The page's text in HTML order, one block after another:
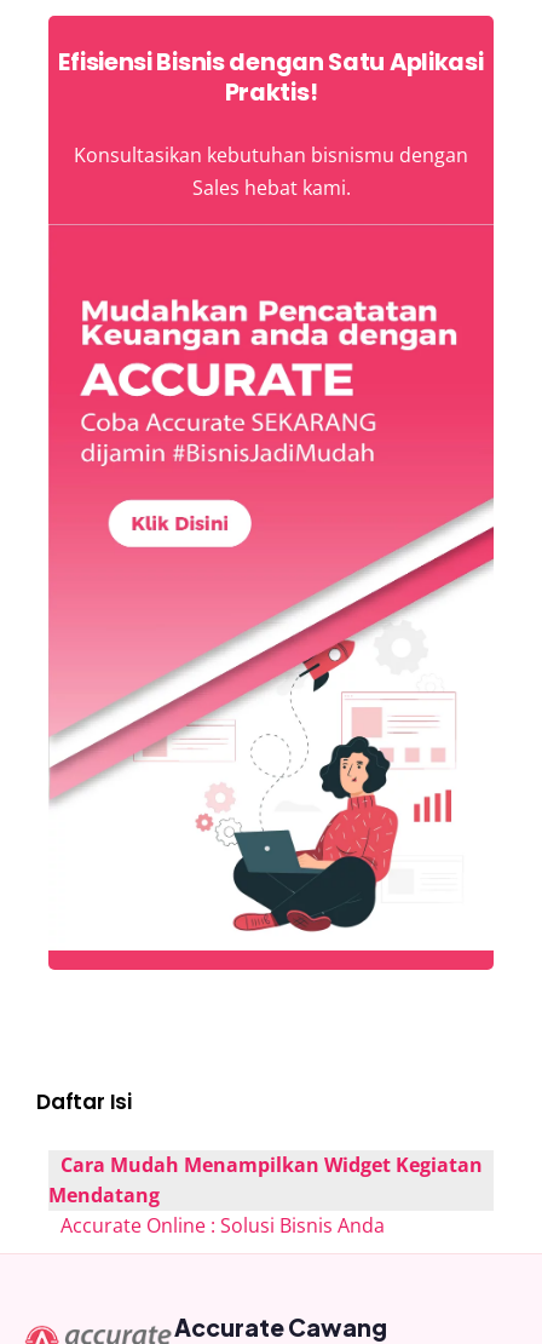
Daftar Isi
Cara Mudah Menampilkan Widget Kegiatan
Mendatang
Accurate Online : Solusi Bisnis Anda
Efisiensi Bisnis dengan Satu Aplikasi
Praktis!
Konsultasikan kebutuhan bisnismu dengan
Sales hebat kami.
Accurate Cawang